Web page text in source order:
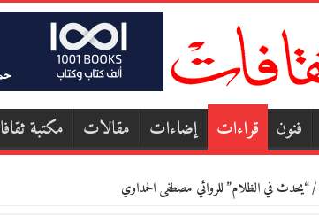
فنون قراءات إضاءات مقالات مكتبة
/“يحدث في الظلام” للروائي مصطفى الحمداوي